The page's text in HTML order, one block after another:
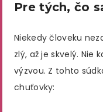
Pre tých, čo
Niekedy človeku
zlý, až je skvelý.
výzvou. Z tohto
chuťovky: